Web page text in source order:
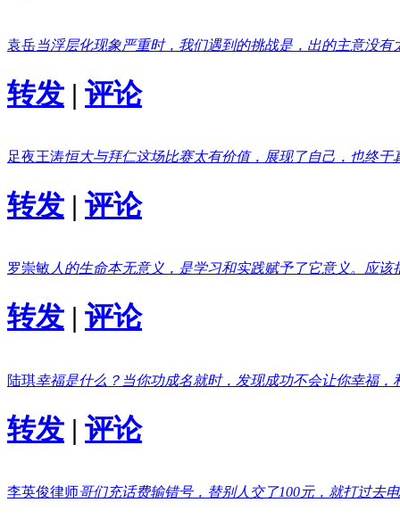
袁岳当浮层化现象严重时，我们遇到的挑战是，出的主意没
转发 | 评论
足夜王涛恒大与拜仁这场比赛太有价值，展现了自己，也终
转发 | 评论
罗崇敏 人的生命本无意义，是学习和实践赋予了它意义。应
转发 | 评论
陆琪幸福是什么？当你功成名就时，发现成功不会让你幸福
转发 | 评论
李英俊律师哥们充话费输错号，替别人交了100元，就打过去